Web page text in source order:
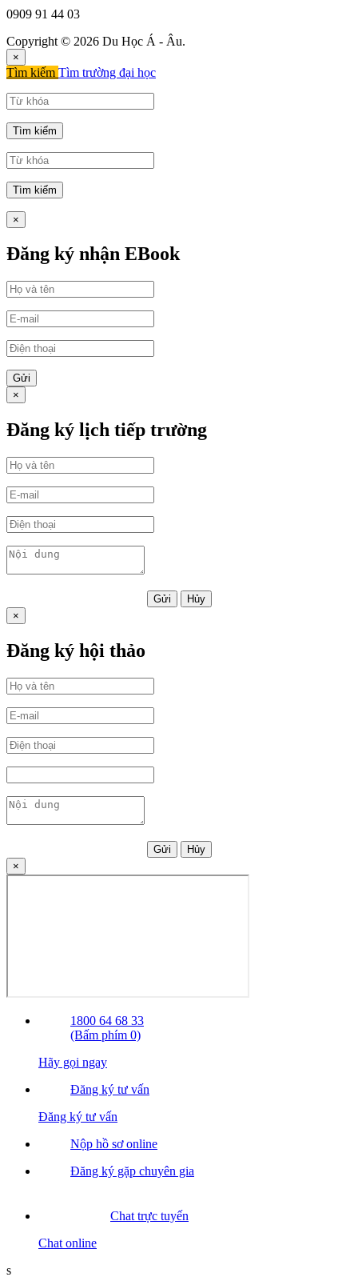
0909 91 44 03
Copyright © 2026 Du Học Á - Âu.
×
Tìm kiếm Tìm trường đại học
Tìm kiếm
Tìm kiếm
×
Đăng ký nhận EBook
Gửi
×
Đăng ký lịch tiếp trường
Gửi
Hủy
×
Đăng ký hội thảo
Gửi
Hủy
×
1800 64 68 33
(Bấm phím 0)
Hãy gọi ngay
Đăng ký tư vấn
Đăng ký tư vấn
Nộp hồ sơ online
Đăng ký gặp chuyên gia
Chat trực tuyến
Chat online
s